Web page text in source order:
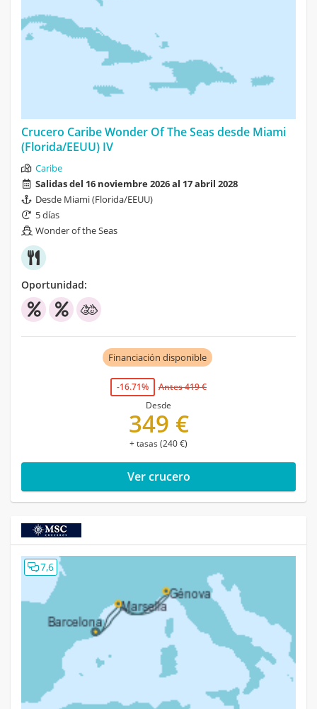
Crucero Caribe Wonder Of The Seas desde Miami
(Florida/EEUU) IV
Caribe
Salidas del 16 noviembre 2026 al 17 abril 2028
Desde Miami (Florida/EEUU)
5 días
Wonder of the Seas
Oportunidad:
Financiación disponible
-16.71%
Antes 419 €
Desde
349 €
+ tasas (240 €)
Ver crucero
7,6